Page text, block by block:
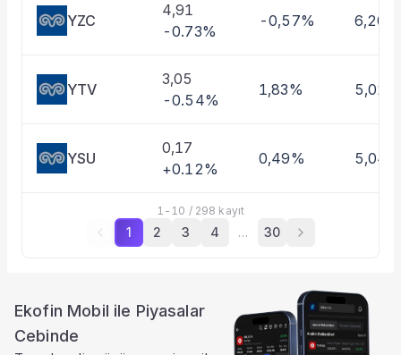
YZC
4,91
-0.73%
-0,57% 6,20%
YTV
3,05
-0.54%
1,83% 5,01%
YSU
0,17
+0.12%
0,49% 5,04%
1 - 10 / 298 kayıt
1 2 3 4 … 30
Ekofin Mobil ile Piyasalar
Cebinde